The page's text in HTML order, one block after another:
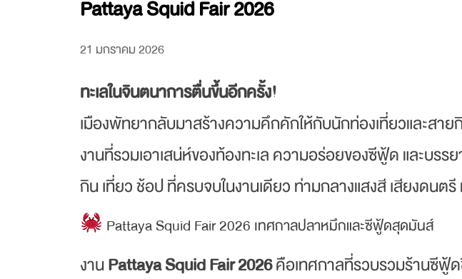
Pattaya Squid Fair 2026
21 มกราคม 2026
ทะเลในจินตนาการตื่นขึ้นอีกครั้ง!
เมืองพัทยากลับมาสร้างความคึกคักให้กับนักท่องเที่ยวและสา
งานที่รวมเอาเสน่ห์ของท้องทะเล ความอร่อยของซีฟู้ด และบ
กิน เที่ยว ช้อป ที่ครบจบในงานเดียว ท่ามกลางแสงสี เสียงดนต
Pattaya Squid Fair 2026 เทศกาลปลาหมึกและซีฟู้ดสุดมันส์
งานPattaya Squid Fair 2026คือเทศกาลที่รวบรวมร้านซีฟู้ด